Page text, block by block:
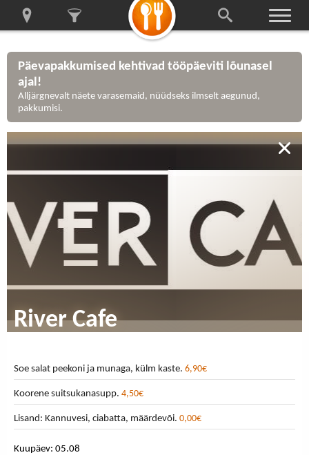
Päevapakkumised kehtivad tööpäeviti lõunasel
ajal!
Alljärgnevalt näete varasemaid, nüüdseks ilmselt aegunud,
pakkumisi.
River Cafe
Soe salat peekoni ja munaga, külm kaste. 6,90€
Koorene suitsukanasupp. 4,50€
Lisand: Kannuvesi, ciabatta, määrdevõi. 0,00€
Kuupäev: 05.08